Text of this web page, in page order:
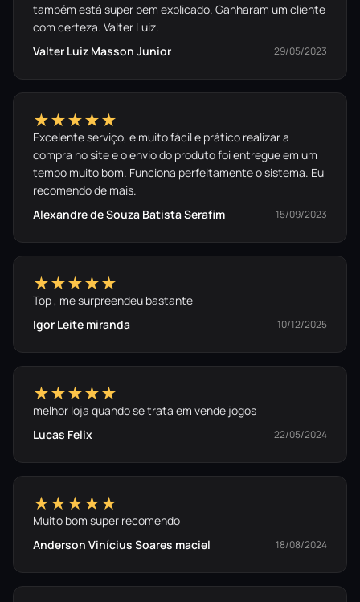
também está super bem explicado. Ganharam um cliente
com certeza. Valter Luiz.
Valter Luiz Masson Junior
29/05/2023
★★★★★
Excelente serviço, é muito fácil e prático realizar a
compra no site e o envio do produto foi entregue em um
tempo muito bom. Funciona perfeitamente o sistema. Eu
recomendo de mais.
Alexandre de Souza Batista Serafim
15/09/2023
★★★★★
Top , me surpreendeu bastante
Igor Leite miranda
10/12/2025
★★★★★
melhor loja quando se trata em vende jogos
Lucas Felix
22/05/2024
★★★★★
Muito bom super recomendo
Anderson Vinícius Soares maciel
18/08/2024